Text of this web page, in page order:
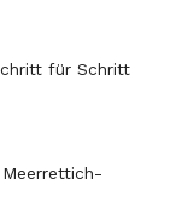
für Schritt